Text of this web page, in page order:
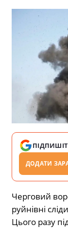
ДОДАТИ
Черговий
руйнівні
Цього разу